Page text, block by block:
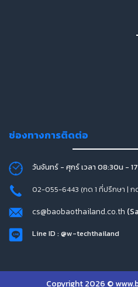
ช่องทางการติดต่อ
วันจันทร์ - ศุกร์ เวลา 08:30น -
02-055-6443 (กด 1 ที่ปรึกษา | ก
cs@baobaothailand.co.th
Line ID : @w-techthailand
Copyright 2026 ©